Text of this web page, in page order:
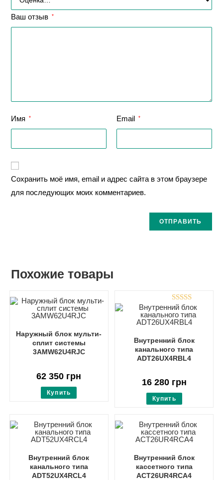
Ваш отзыв *
Имя * Email *
Сохранить моё имя, email и адрес сайта в этом браузере
для последующих моих комментариев.
Похожие товары
Наружный блок мульти-
сплит системы
3AMW62U4RJC
62 350 грн
Купить
Оценка
4.00 из 5
Внутренний блок
канального типа
ADT26UX4RBL4
16 280грн
Купить
Внутренний блок
канального типа
ADT52UX4RCL4
Внутренний блок
кассетного типа
ACT26UR4RCA4